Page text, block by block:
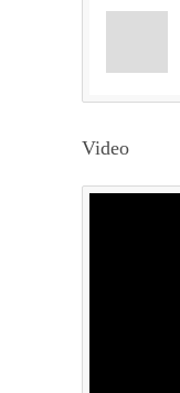
Video